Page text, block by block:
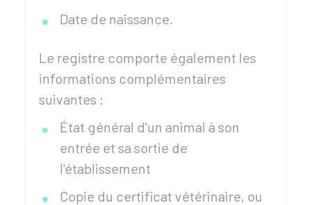
Date de naissance.
Le registre comporte également les
informations complémentaires
suivantes :
État général d'un animal à son
entrée et sa sortie de
l'établissement
Copie du certificat vétérinaire, ou